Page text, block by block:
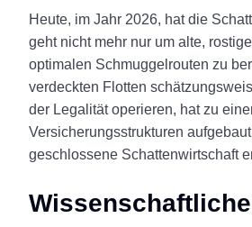
Heute, im Jahr 2026, hat die
geht nicht mehr nur um alte,
optimalen Schmuggelrouten zu
verdeckten Flotten
der Legalität operieren, hat zu
Versicherungsstrukturen
geschlossene Schattenwirtschaft